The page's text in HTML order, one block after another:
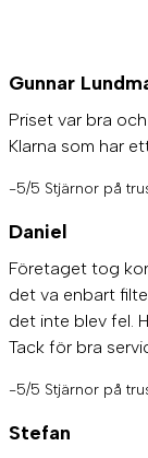
Gunnar
Priset var bra
Klarna som har
-5/5 Stjärnor på
Daniel
Företaget tog
det va enbart
det inte blev fel.
Tack för bra
-5/5 Stjärnor på
Stefan